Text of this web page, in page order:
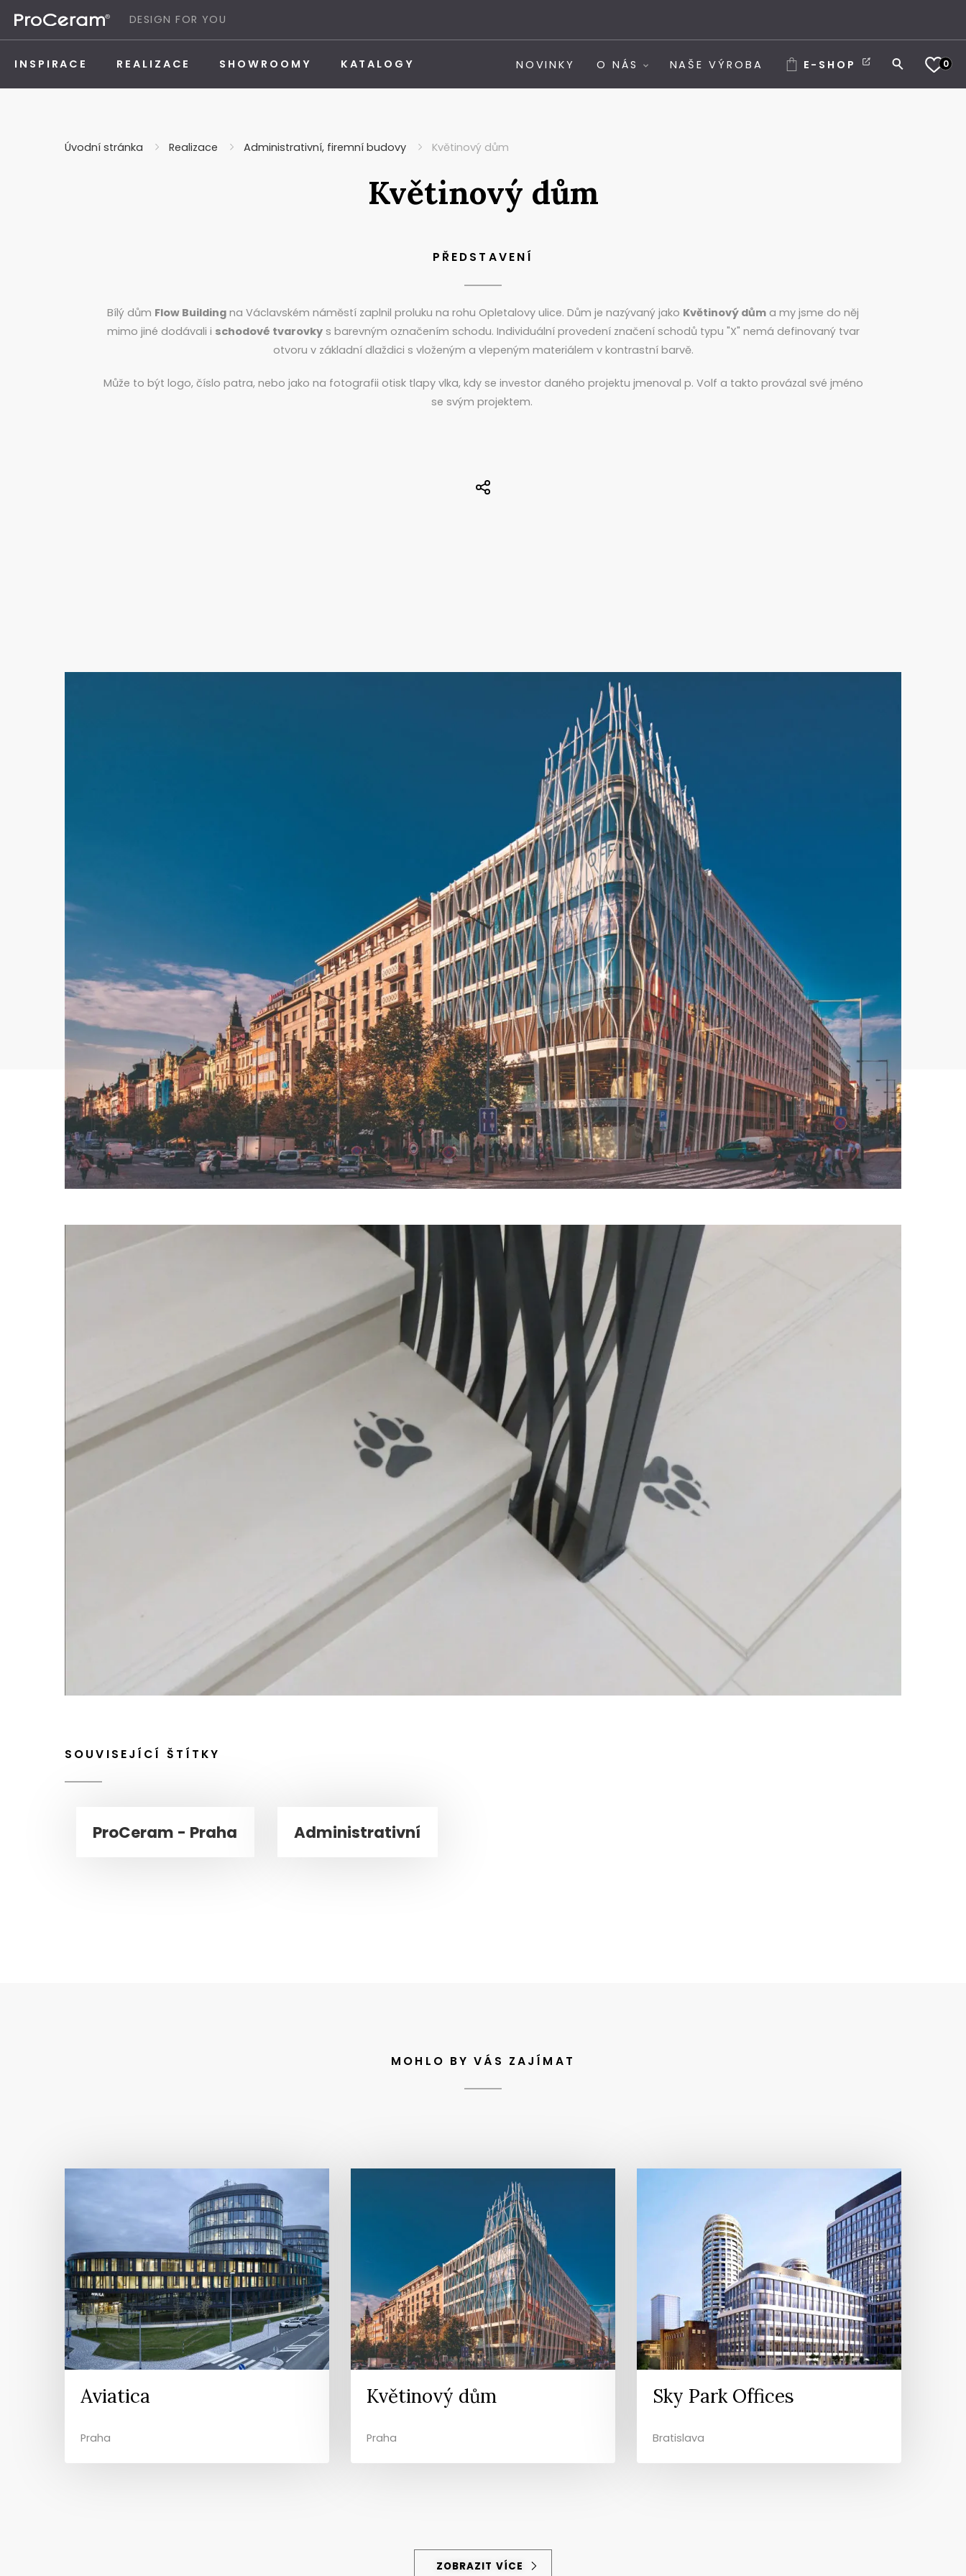
DESIGN FOR YOU
INSPIRACE REALIZACE SHOWROOMY KATALOGY NOVINKY O NÁS NAŠE VÝROBA E-SHOP 0
Úvodní stránka Realizace Administrativní, firemní budovy Květinový dům
Květinový dům
PŘEDSTAVENÍ
Bílý dům Flow Building na Václavském náměstí zaplnil proluku na rohu Opletalovy ulice. Dům je nazývaný jako Květinový dům a my jsme do něj
mimo jiné dodávali i schodové tvarovkys barevným označením schodu. Individuální provedení značení schodů typu "X" nemá definovaný tvar
otvoru v základní dlaždici s vloženým a vlepeným materiálem v kontrastní barvě.
Může to být logo, číslo patra, nebo jako na fotografii otisk tlapy vlka, kdy se investor daného projektu jmenoval p. Volf a takto provázal své jméno
se svým projektem.
SOUVISEJÍCÍ ŠTÍTKY
ProCeram - Praha Administrativní
MOHLO BY VÁS ZAJÍMAT
Aviatica
Praha
Květinový dům
Praha
Sky Park Offices
Bratislava
ZOBRAZIT VÍCE